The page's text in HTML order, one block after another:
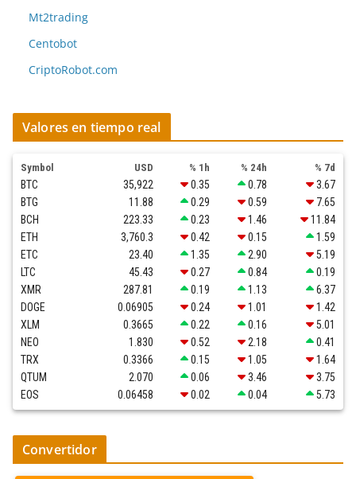
Mt2trading
Centobot
CriptoRobot.com
Valores en tiempo real
Symbol USD % 1h % 24h % 7d
BTC 35,922 0.35 0.78
3.67
BTG
11.88 0.29 0.59
7.65
BCH
223.33 0.23 1.46
11.84
ETH
3,760.3 0.42 0.15
1.59
ETC
23.40 1.35 2.90
5.19
LTC
45.43 0.27 0.84
0.19
XMR
287.81 0.19 1.13
6.37
DOGE
0.06905 0.24 1.01
1.42
XLM
0.3665 0.22 0.16
5.01
NEO
1.830 0.52 2.18
0.41
TRX
0.3366 0.15 1.05
1.64
QTUM
2.070 0.06 3.46
3.75
EOS
0.06458 0.02 0.04 5.73
Convertidor